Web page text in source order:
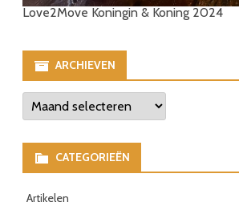
Love2Move Koningin & Koning 2024
ARCHIEVEN
Archieven
CATEGORIEËN
Artikelen